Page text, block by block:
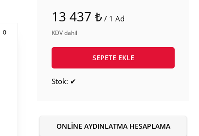
0
13 437 ₺ / 1 Ad
KDV dahil
SEPETE EKLE
Stok: ✔
ONLINE AYDINLATMA HESAPLAMA